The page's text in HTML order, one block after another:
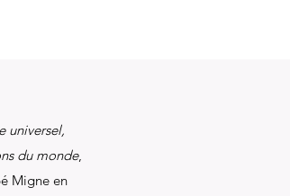
universel,
du monde,
Migne en